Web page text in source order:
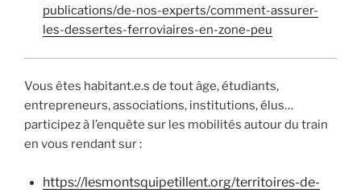
publications/de-nos-experts/comment-assurer-
les-dessertes-ferroviaires-en-zone-peu
Vous êtes habitant.e.s de tout âge, étudiants,
entrepreneurs, associations, institutions, élus…
participez à l’enquête sur les mobilités autour du train
en vous rendant sur :
https://lesmontsquipetillent.org/territoires-de-